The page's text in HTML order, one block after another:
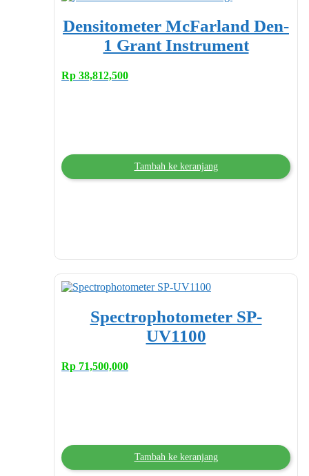
Densitometer McFarland Den-
1 Grant Instrument
Rp 38,812,500
Tambah ke keranjang
Spectrophotometer SP-
UV1100
Rp 71,500,000
Tambah ke keranjang